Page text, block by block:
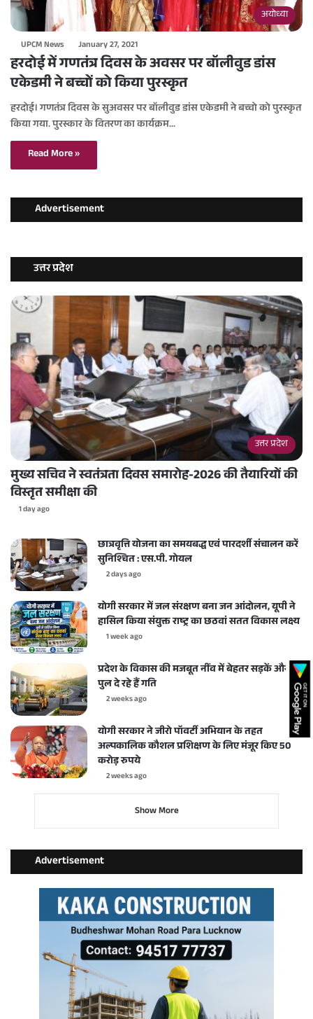
अयोध्या
UPCM News January 27, 2021
हरदोई में गणतंत्र दिवस के अवसर पर बॉलीवुड डांस
एकेडमी ने बच्चों को किया पुरस्कृत
हरदोई। गणतंत्र दिवस के सुअवसर पर बॉलीवुड डांस एकेडमी ने बच्चो को पुरस्कृत
किया गया. पुरस्कार के वितरण का कार्यक्रम…
Read More »
Advertisement
उत्तर प्रदेश
उत्तर प्रदेश
मुख्य सचिव ने स्वतंत्रता दिवस समारोह-2026 की तैयारियों की
विस्तृत समीक्षा की
1 day ago
छात्रवृत्ति योजना का समयबद्ध एवं पारदर्शी संचालन करें
सुनिश्चित : एस.पी. गोयल
2 days ago
योगी सरकार में जल संरक्षण बना जन आंदोलन, यूपी ने
हासिल किया संयुक्त राष्ट्र का छठवां सतत विकास लक्ष्य
1 week ago
प्रदेश के विकास की मजबूत नींव में बेहतर सड़कें और
पुल दे रहे हैं गति
2 weeks ago
योगी सरकार ने जीरो पॉवर्टी अभियान के तहत
अल्पकालिक कौशल प्रशिक्षण के लिए मंजूर किए 50
करोड़ रुपये
2 weeks ago
Show More
Advertisement